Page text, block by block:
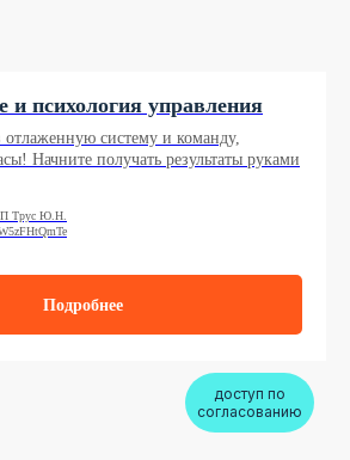
и психология управления
систему и команду,
Начните получать результаты руками
Трус Ю.Н.
Подробнее
доступ по
согласованию